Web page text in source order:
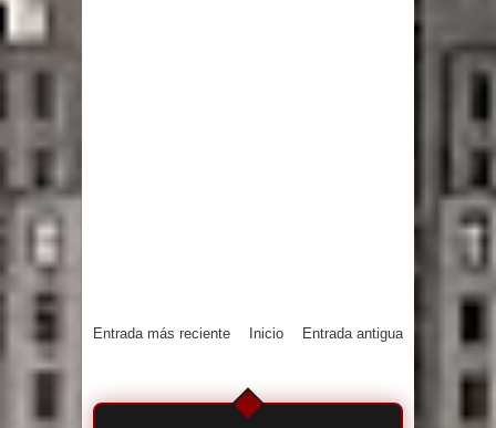
Entrada más reciente Entrada antigua
Inicio